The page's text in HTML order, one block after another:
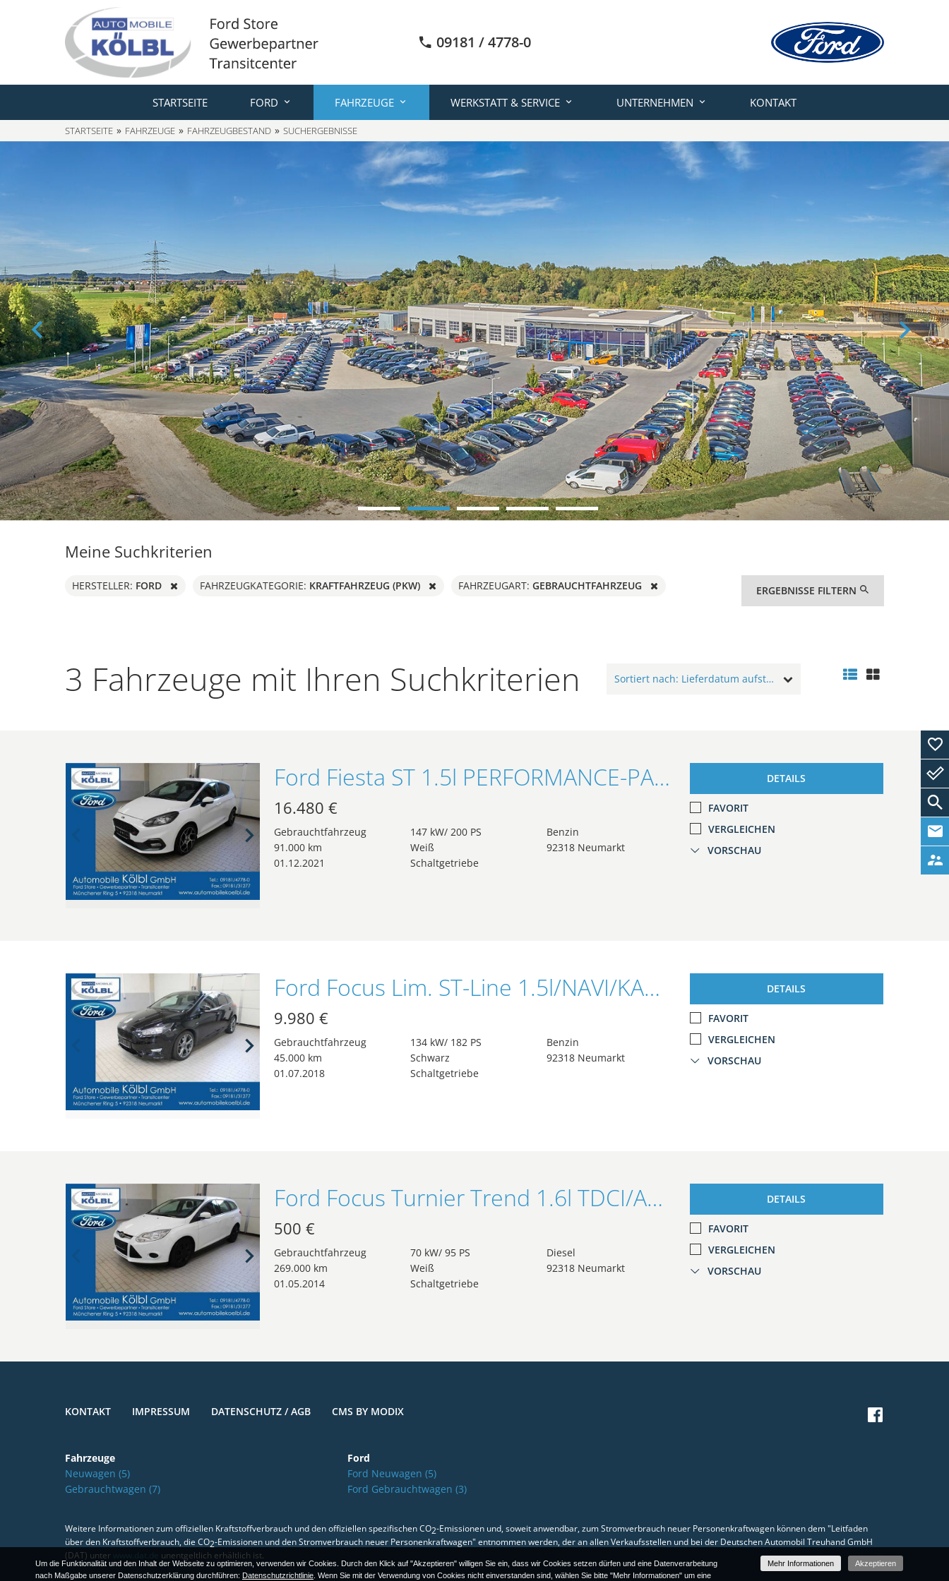
09181 / 4778-0
STARTSEITE FORD FAHRZEUGE WERKSTATT & SERVICE UNTERNEHMEN KONTAKT
STARTSEITE FAHRZEUGE FAHRZEUGBESTAND SUCHERGEBNISSE
Meine Suchkriterien
FORD KRAFTFAHRZEUG (PKW) GEBRAUCHTFAHRZEUG ERGEBNISSE FILTERN
3 Fahrzeuge mit Ihren Suchkriterien Sortiert nach: Lieferdatum aufsteigend
Ford Fiesta ST 1.5l PERFORMANCE-PAKET/RECARO/KAMERA/
16.480 €
Gebrauchtfahrzeug
91.000 km
01.12.2021
147 kW/ 200 PS
Weiß
Schaltgetriebe
Benzin
92318 Neumarkt
DETAILS
FAVORIT
VERGLEICHEN
VORSCHAU
Ford Focus Lim. ST-Line 1.5l/NAVI/KAMERA/SHZ/PDC/TEMP
9.980 €
Gebrauchtfahrzeug
45.000 km
01.07.2018
134 kW/ 182 PS
Schwarz
Schaltgetriebe
Benzin
92318 Neumarkt
DETAILS
FAVORIT
VERGLEICHEN
VORSCHAU
Ford Focus Turnier Trend 1.6l TDCI/AHK/KLIMA/RADIO
500 €
Gebrauchtfahrzeug
269.000 km
01.05.2014
70 kW/ 95 PS
Weiß
Schaltgetriebe
Diesel
92318 Neumarkt
DETAILS
FAVORIT
VERGLEICHEN
VORSCHAU
KONTAKT IMPRESSUM DATENSCHUTZ / AGB CMS BY MODIX
Fahrzeuge
Neuwagen (5)
Gebrauchtwagen (7)
Ford
Ford Neuwagen (5)
Ford Gebrauchtwagen (3)
Weitere Informationen zum offiziellen Kraftstoffverbrauch und den offiziellen spezifischen CO2-Emissionen und, soweit anwendbar, zum Stromverbrauch neuer Personenkraftwagen können dem "Leitfaden
über den Kraftstoffverbrauch, die CO2-Emissionen und den Stromverbrauch neuer Personenkraftwagen" entnommen werden, der an allen Verkaufsstellen und bei der Deutschen Automobil Treuhand GmbH
(DAT) unter www.dat.de unentgeltlich erhältlich ist.
Um die Funktionalität und den Inhalt der Webseite zu optimieren, verwenden wir Cookies. Durch den Klick auf "Akzeptieren" willigen Sie ein, dass wir Cookies setzen dürfen und eine Datenverarbeitung
nach Maßgabe unserer Datenschutzerklärung durchführen: Datenschutzrichtlinie . Wenn Sie mit der Verwendung von Cookies nicht einverstanden sind, wählen Sie bitte "Mehr Informationen" um eine
Mehr Informationen Akzeptieren